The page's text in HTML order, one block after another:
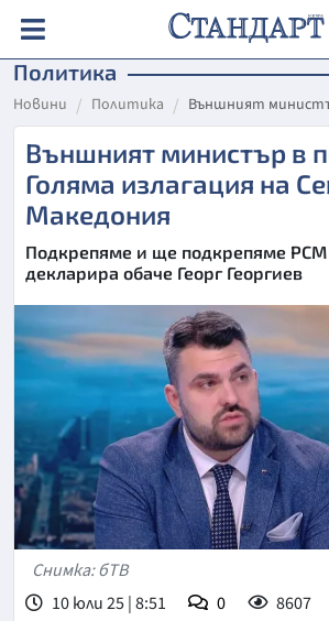
Политика
Новини Политика Външният
Външният министър в
Голяма излагация на
Македония
Подкрепяме и ще подкрепяме РСМ
декларира обаче Георг Георгиев
Снимка: бТВ
10 юли 25 | 8:51
0 8607